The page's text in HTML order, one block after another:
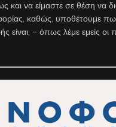
και να είμαστε σε θέση να
καθώς, υποθέτουμε
– όπως λέμε εμείς οι